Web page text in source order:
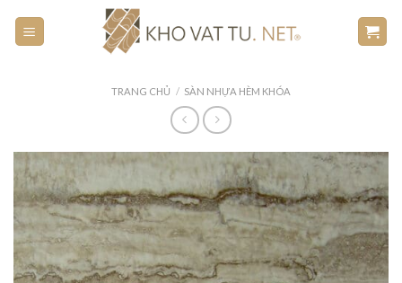
TRANG CHỦ / SÀN NHỰA HÈM KHÓA